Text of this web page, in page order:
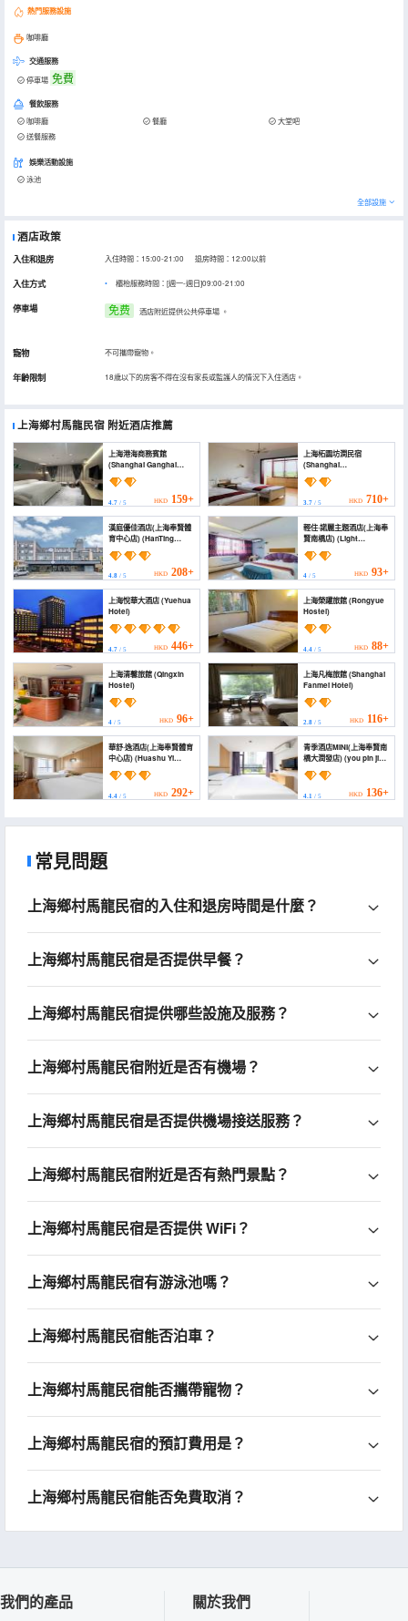
熱門服務設施
咖啡廳
交通服務
停車場 免費
餐飲服務
咖啡廳 餐廳
大堂吧
送餐服務
娛樂活動設施
泳池
全部設施
酒店政策
入住和退房 入住時間：15:00-21:00 退房時間：12:00以前
入住方式 櫃枱服務時間：[週一-週日]09:00-21:00
停車場 免费 酒店附近提供公共停車場 。
寵物 不可攜帶寵物。
年齡限制 18歲以下的房客不得在沒有家長或監護人的情況下入住酒店。
上海鄉村馬龍民宿 附近酒店推薦
上海港海商務賓館
(Shanghai Ganghai
Business Hotel)
4.7 / 5 HKD 159+
上海柘園坊澗民宿
(Shanghai
Zheyuanfang Jian
Homestay)
3.7/ 5 HKD 710+
漢庭優佳酒店(上海奉賢體
育中心店) (HanTing
Premium Hotel
(Shanghai Fengxian
Sports Center))
4.8 / 5 HKD 208+
輕住·諾麗主題酒店(上海奉
賢南橋店) (Light
Stay·Noli Theme Hotel
(Shanghai Fengxian
Nanqiao Branch))
4/ 5 HKD 93+
上海悅華大酒店 (Yuehua
Hotel)
4.7 / 5 HKD 446+
上海榮躍旅館 (Rongyue
Hostel)
4.4/ 5 HKD 88+
上海清馨旅館 (Qingxin
Hostel)
4 / 5 HKD 96+
上海凡梅旅館 (Shanghai
Fanmei Hotel)
2.8/ 5 HKD 116+
華舒·逸酒店(上海奉賢體育
中心店) (Huashu Yi
Hotel (Shanghai
Fengxian Sports
4.4 / 5 HKD 292+
青季酒店MINI(上海奉賢南
橋大潤發店) (you pin jiu
dian)
4.1/ 5 HKD 136+
常見問題
上海鄉村馬龍民宿的入住和退房時間是什麼？
上海鄉村馬龍民宿是否提供早餐？
上海鄉村馬龍民宿提供哪些設施及服務？
上海鄉村馬龍民宿附近是否有機場？
上海鄉村馬龍民宿是否提供機場接送服務？
上海鄉村馬龍民宿附近是否有熱門景點？
上海鄉村馬龍民宿是否提供 WiFi？
上海鄉村馬龍民宿有游泳池嗎？
上海鄉村馬龍民宿能否泊車？
上海鄉村馬龍民宿能否攜帶寵物？
上海鄉村馬龍民宿的預訂費用是？
上海鄉村馬龍民宿能否免費取消？
我們的產品 關於我們